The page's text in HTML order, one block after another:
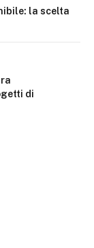
la scelta
di